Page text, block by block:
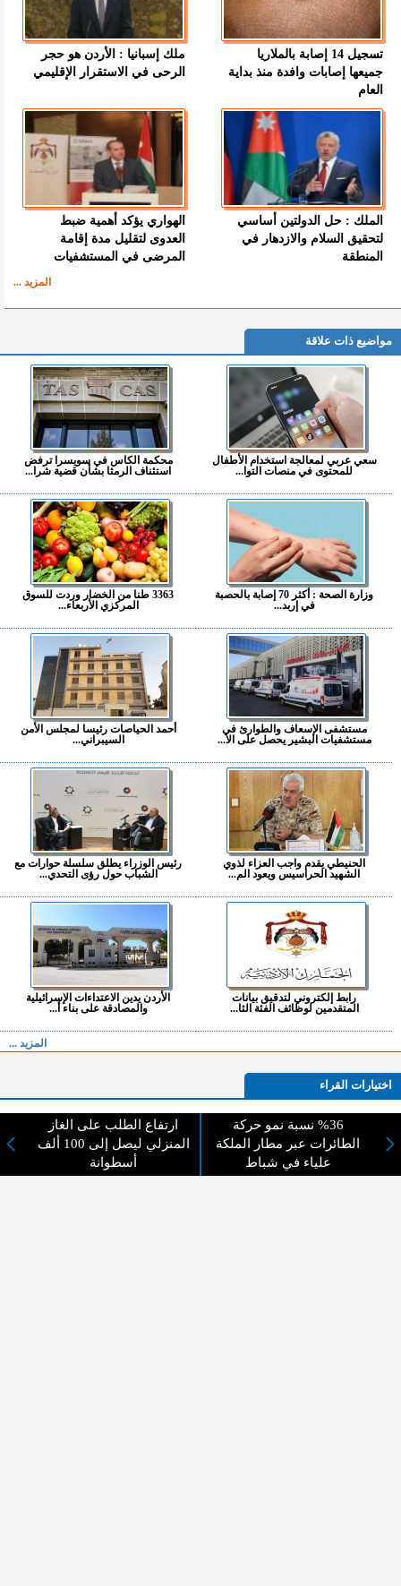
تسجيل 14 إصابة بالملاريا
جميعها إصابات وافدة منذ بداية
العام
ملك إسبانيا : الأردن هو حجر
الرحى في الاستقرار الإقليمي
الملك : حل الدولتين أساسي
لتحقيق السلام والازدهار في
المنطقة
الهواري يؤكد أهمية ضبط
العدوى لتقليل مدة إقامة
المرضى في المستشفيات
المزيد ...
مواضيع ذات علاقة
سعي عربي لمعالجة استخدام الأطفال
للمحتوى في منصات التوا...
محكمة الكاس في سويسرا ترفض
استئناف الرمثا بشأن قضية شرا...
وزارة الصحة : أكثر 70 إصابة بالحصبة
في إربد...
3363 طنا من الخضار وردت للسوق
المركزي الأربعاء...
مستشفى الإسعاف والطوارئ في
مستشفيات البشير يحصل على الا...
أحمد الحياصات رئيسا لمجلس الأمن
السيبراني...
الحنيطي يقدم واجب العزاء لذوي
الشهيد الحراسيس ويعود الم...
رئيس الوزراء يطلق سلسلة حوارات مع
الشباب حول رؤى التحدي...
رابط إلكتروني لتدقيق بيانات
المتقدمين لوظائف الفئة الثا...
الأردن يدين الاعتداءات الإسرائيلية
والمصادقة على بناء أ...
المزيد ...
اختيارات القراء
لا يوجد مقالات
%36 نسبة نمو حركة
الطائرات عبر مطار الملكة
علياء في شباط
ارتفاع الطلب على الغاز
المنزلي ليصل إلى 100 ألف
أسطوانة